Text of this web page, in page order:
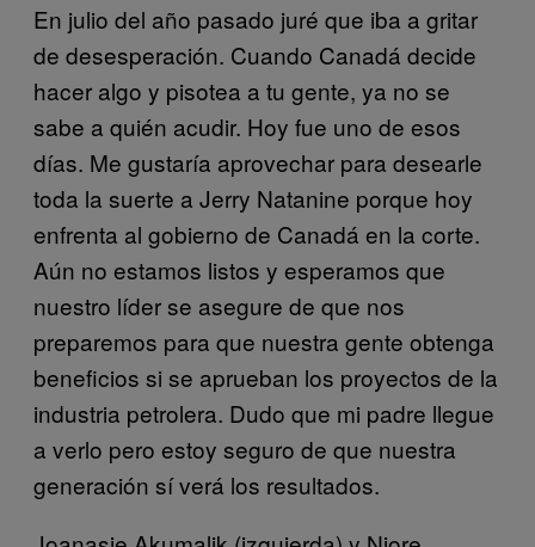
En julio del año pasado juré que iba a gritar
de desesperación. Cuando Canadá decide
hacer algo y pisotea a tu gente, ya no se
sabe a quién acudir. Hoy fue uno de esos
días. Me gustaría aprovechar para desearle
toda la suerte a Jerry Natanine porque hoy
enfrenta al gobierno de Canadá en la corte.
Aún no estamos listos y esperamos que
nuestro líder se asegure de que nos
preparemos para que nuestra gente obtenga
beneficios si se aprueban los proyectos de la
industria petrolera. Dudo que mi padre llegue
a verlo pero estoy seguro de que nuestra
generación sí verá los resultados.